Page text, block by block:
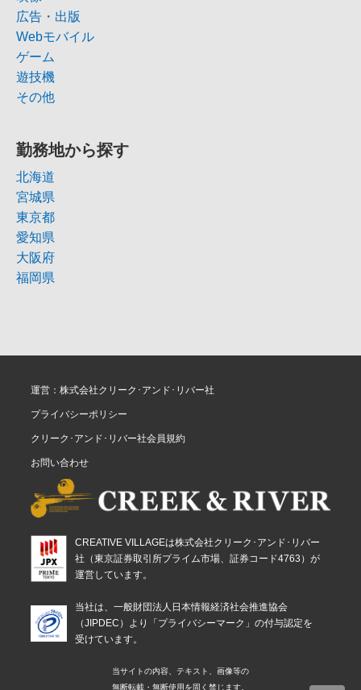
広告・出版
Webモバイル
ゲーム
遊技機
その他
勤務地から探す
北海道
宮城県
東京都
愛知県
大阪府
福岡県
運営：株式会社クリーク･アンド･リバー社
プライバシーポリシー
クリーク･アンド･リバー社会員規約
お問い合わせ
CREATIVE VILLAGEは株式会社クリーク･アンド･リバー
社（東京証券取引所プライム市場、証券コード4763）が
運営しています。
当社は、一般財団法人日本情報経済社会推進協会
（JIPDEC）より「プライバシーマーク」の付与認定を
受けています。
当サイトの内容、テキスト、画像等の
無断転載・無断使用を固く禁じます。